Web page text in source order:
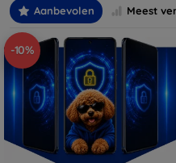
Aanbevolen Meest
-10%